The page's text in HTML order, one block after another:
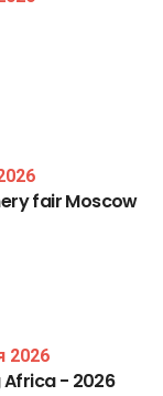
fairMoscow
2026
Africa- 2026